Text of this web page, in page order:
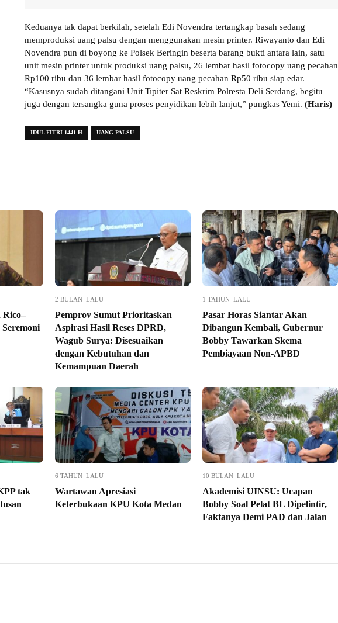
Keduanya tak dapat berkilah, setelah Edi Novendra tertangkap basah sedang
memproduksi uang palsu dengan menggunakan mesin printer. Riwayanto dan Edi
Novendra pun di boyong ke Polsek Beringin beserta barang bukti antara lain, satu
unit mesin printer untuk produksi uang palsu, 26 lembar hasil fotocopy uang pecahan
Rp100 ribu dan 36 lembar hasil fotocopy uang pecahan Rp50 ribu siap edar.
“Kasusnya sudah ditangani Unit Tipiter Sat Reskrim Polresta Deli Serdang, begitu
juga dengan tersangka guna proses penyidikan lebih lanjut,” pungkas Yemi. (Haris)
IDUL FITRI 1441 H UANG PALSU
Rico–
2 BULAN LALU
Pemprov Sumut Prioritaskan
Aspirasi Hasil Reses DPRD,
Wagub Surya: Disesuaikan
dengan Kebutuhan dan
Kemampuan Daerah
1 TAHUN LALU
Pasar Horas Siantar Akan
Dibangun Kembali, Gubernur
Bobby Tawarkan Skema
Pembiayaan Non-APBD
tak
6 TAHUN LALU
Wartawan Apresiasi
Keterbukaan KPU Kota Medan
10 BULAN LALU
Akademisi UINSU: Ucapan
Bobby Soal Pelat BL Dipelintir,
Faktanya Demi PAD dan Jalan